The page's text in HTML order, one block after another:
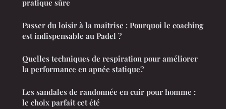
pratique sûre
Passer du loisir à la maîtrise : Pourquoi le coaching
est indispensable au Padel ?
Quelles techniques de respiration pour améliorer
la performance en apnée statique?
Les sandales de randonnée en cuir pour homme :
le choix parfait cet été